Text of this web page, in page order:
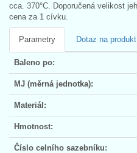
cca. 370°C. Doporučená velikost
cena za 1 cívku.
Parametry Dotaz na produkt
Baleno po:
MJ (měrná jednotka):
Materiál:
Hmotnost:
Číslo celního sazebníku: